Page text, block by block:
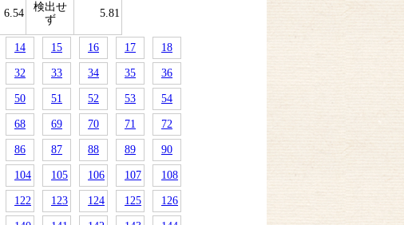
6.54
検出せ
ず
5.81
14 15 16 17 18
32 33 34 35 36
50 51 52 53 54
68 69 70 71 72
86 87 88 89 90
104 105 106 107 108
122 123 124 125 126